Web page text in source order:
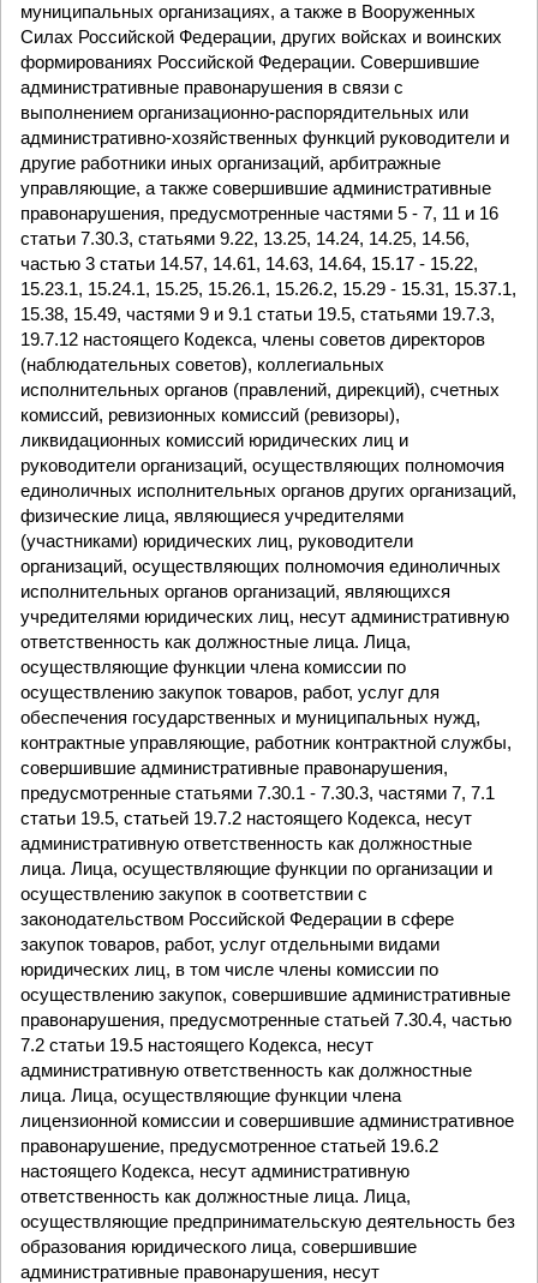
муниципальных организациях, а также в Вооруженных
Силах Российской Федерации, других войсках и воинских
формированиях Российской Федерации. Совершившие
административные правонарушения в связи с
выполнением организационно-распорядительных или
административно-хозяйственных функций руководители и
другие работники иных организаций, арбитражные
управляющие, а также совершившие административные
правонарушения, предусмотренные частями 5 - 7, 11 и 16
статьи 7.30.3, статьями 9.22, 13.25, 14.24, 14.25, 14.56,
частью 3 статьи 14.57, 14.61, 14.63, 14.64, 15.17 - 15.22,
15.23.1, 15.24.1, 15.25, 15.26.1, 15.26.2, 15.29 - 15.31, 15.37.1,
15.38, 15.49, частями 9 и 9.1 статьи 19.5, статьями 19.7.3,
19.7.12 настоящего Кодекса, члены советов директоров
(наблюдательных советов), коллегиальных
исполнительных органов (правлений, дирекций), счетных
комиссий, ревизионных комиссий (ревизоры),
ликвидационных комиссий юридических лиц и
руководители организаций, осуществляющих полномочия
единоличных исполнительных органов других организаций,
физические лица, являющиеся учредителями
(участниками) юридических лиц, руководители
организаций, осуществляющих полномочия единоличных
исполнительных органов организаций, являющихся
учредителями юридических лиц, несут административную
ответственность как должностные лица. Лица,
осуществляющие функции члена комиссии по
осуществлению закупок товаров, работ, услуг для
обеспечения государственных и муниципальных нужд,
контрактные управляющие, работник контрактной службы,
совершившие административные правонарушения,
предусмотренные статьями 7.30.1 - 7.30.3, частями 7, 7.1
статьи 19.5, статьей 19.7.2 настоящего Кодекса, несут
административную ответственность как должностные
лица. Лица, осуществляющие функции по организации и
осуществлению закупок в соответствии с
законодательством Российской Федерации в сфере
закупок товаров, работ, услуг отдельными видами
юридических лиц, в том числе члены комиссии по
осуществлению закупок, совершившие административные
правонарушения, предусмотренные статьей 7.30.4, частью
7.2 статьи 19.5 настоящего Кодекса, несут
административную ответственность как должностные
лица. Лица, осуществляющие функции члена
лицензионной комиссии и совершившие административное
правонарушение, предусмотренное статьей 19.6.2
настоящего Кодекса, несут административную
ответственность как должностные лица. Лица,
осуществляющие предпринимательскую деятельность без
образования юридического лица, совершившие
административные правонарушения, несут